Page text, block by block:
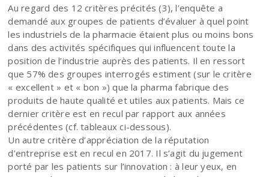
Au regard des 12 critères précités (3), l’enquête a
demandé aux groupes de patients d’évaluer à quel point
les industriels de la pharmacie étaient plus ou moins bons
dans des activités spécifiques qui influencent toute la
position de l’industrie auprès des patients. Il en ressort
que 57% des groupes interrogés estiment (sur le critère
« excellent » et « bon ») que la pharma fabrique des
produits de haute qualité et utiles aux patients. Mais ce
dernier critère est en recul par rapport aux années
précédentes (cf. tableaux ci-dessous).
Un autre critère d’appréciation de la réputation
d’entreprise est en recul en 2017. Il s’agit du jugement
porté par les patients sur l’innovation : à leur yeux, en